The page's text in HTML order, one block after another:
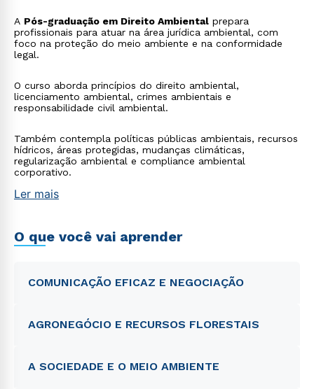
A Pós-graduação em Direito Ambiental prepara
profissionais para atuar na área jurídica ambiental, com
foco na proteção do meio ambiente e na conformidade
legal.
O curso aborda princípios do direito ambiental,
licenciamento ambiental, crimes ambientais e
responsabilidade civil ambiental.
Também contempla políticas públicas ambientais, recursos
hídricos, áreas protegidas, mudanças climáticas,
regularização ambiental e compliance ambiental
corporativo.
Ler mais
O que você vai aprender
COMUNICAÇÃO EFICAZ E NEGOCIAÇÃO
AGRONEGÓCIO E RECURSOS FLORESTAIS
A SOCIEDADE E O MEIO AMBIENTE